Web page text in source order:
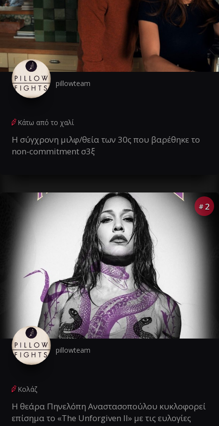
pillowteam
Κάτω από το χαλί
Η σύγχρονη μιλφ/θεία των 30ς που βαρέθηκε το
non-commitment σ3ξ
# 2
pillowteam
Κολάζ
Η θεάρα Πηνελόπη Αναστασοπούλου κυκλοφορεί
επίσημα το «The Unforgiven II» με τις ευλογίες